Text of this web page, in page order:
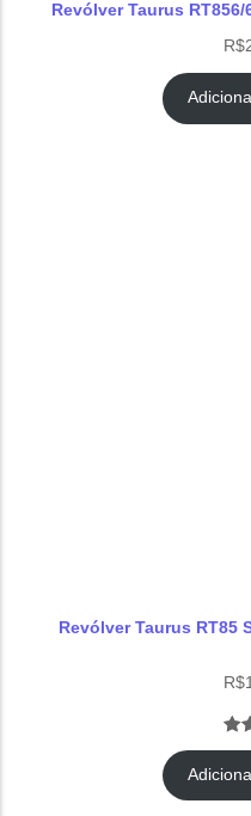
Revólver Taurus
R$
Revólver Taurus RT85
R$
de
1